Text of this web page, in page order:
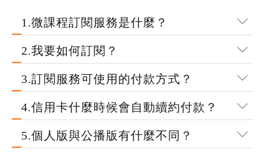
1.微課程訂閱服務是什麼？
2.我要如何訂閱？
3.訂閱服務可使用的付款方式？
4.信用卡什麼時候會自動續約付款？
5.個人版與公播版有什麼不同？